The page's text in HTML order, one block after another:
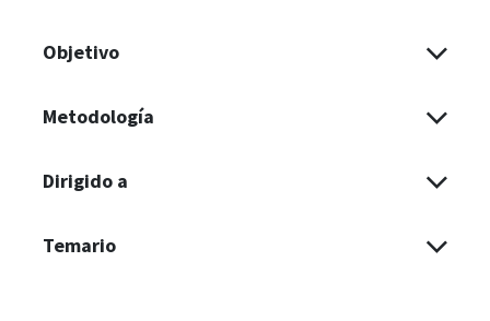
Objetivo
Metodología
Dirigido a
Temario